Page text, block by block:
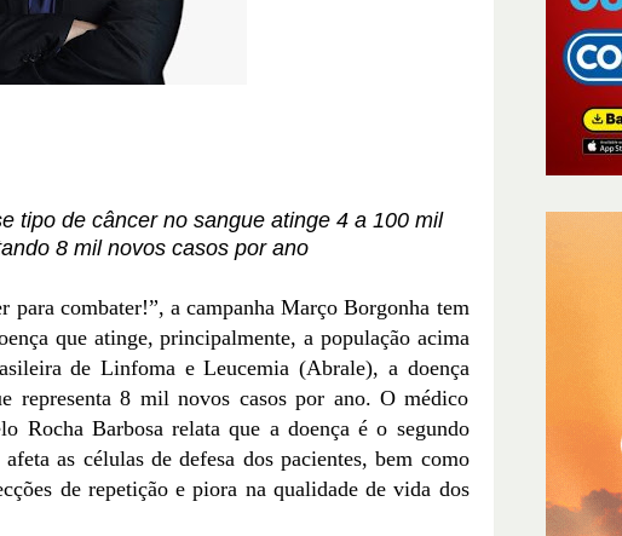
tipo de câncer no sangue atinge 4 a 100 mil
8 mil novos casos por ano
combater!”, a campanha Março Borgonha tem
que atinge, principalmente, a população acima
de Linfoma e Leucemia (Abrale), a doença
representa 8 mil novos casos por ano. O médico
Rocha Barbosa relata que a doença é o segundo
as células de defesa dos pacientes, bem como
de repetição e piora na qualidade de vida dos